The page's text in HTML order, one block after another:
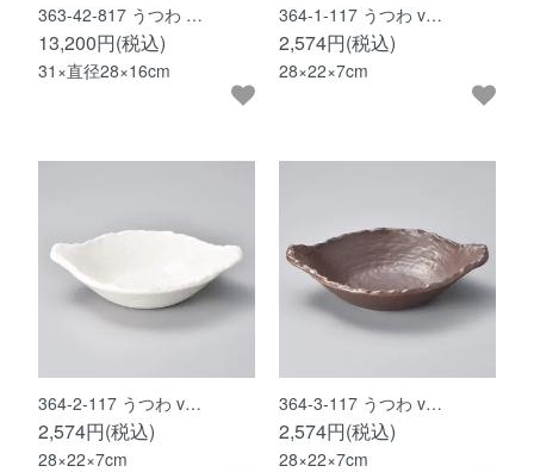
363-42-817 うつわ …
13,200円(税込)
31×直径28×16cm
364-1-117 うつわ v…
2,574円(税込)
28×22×7cm
364-2-117 うつわ v…
2,574円(税込)
28×22×7cm
364-3-117 うつわ v…
2,574円(税込)
28×22×7cm